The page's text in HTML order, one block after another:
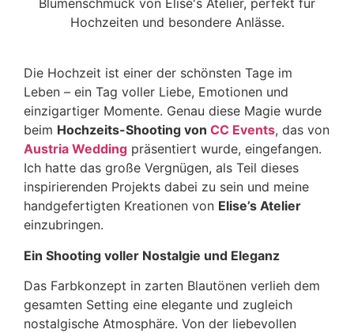
Die Hochzeit ist einer der schönsten Tage im
Leben – ein Tag voller Liebe, Emotionen und
einzigartiger Momente. Genau diese Magie wurde
beim Hochzeits-Shooting von CC Events, das von
Austria Wedding präsentiert wurde, eingefangen.
Ich hatte das große Vergnügen, als Teil dieses
inspirierenden Projekts dabei zu sein und meine
handgefertigten Kreationen von Elise’s Atelier
einzubringen.
Ein Shooting voller Nostalgie und Eleganz
Das Farbkonzept in zarten Blautönen verlieh dem
gesamten Setting eine elegante und zugleich
nostalgische Atmosphäre. Von der liebevollen